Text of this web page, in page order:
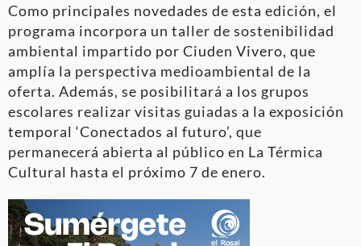
Como principales novedades de esta edición, el
programa incorpora un taller de sostenibilidad
ambiental impartido por Ciuden Vivero, que
amplía la perspectiva medioambiental de la
oferta. Además, se posibilitará a los grupos
escolares realizar visitas guiadas a la exposición
temporal ‘Conectados al futuro’, que
permanecerá abierta al público en La Térmica
Cultural hasta el próximo 7 de enero.